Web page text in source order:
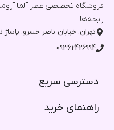
فروشگاه تخصصی عطر آلما
رایحه‌ها
تهران، خیابان ناصر خسرو، پاساژ نشاط
09362426994
دسترسی سریع​
راهنمای خرید​